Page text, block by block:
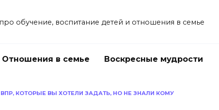
обучение, воспитание детей и отношения в семье
Отношения в семье Воскресные мудрости
КОТОРЫЕ ВЫ ХОТЕЛИ ЗАДАТЬ, НО НЕ ЗНАЛИ КОМУ